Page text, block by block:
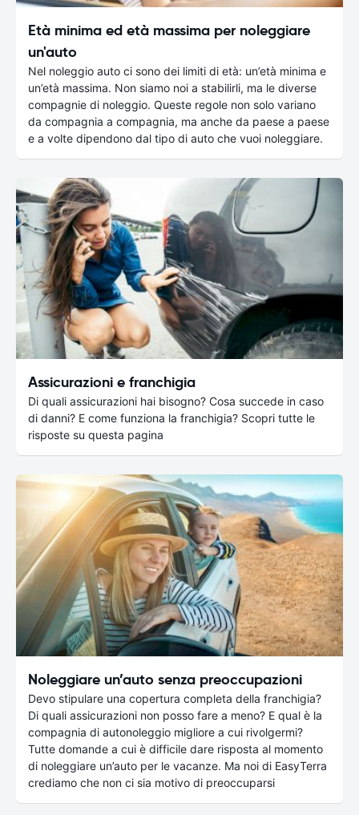
Età minima ed età massima per noleggiare
un'auto
Nel noleggio auto ci sono dei limiti di età: un’età minima e
un’età massima. Non siamo noi a stabilirli, ma le diverse
compagnie di noleggio. Queste regole non solo variano
da compagnia a compagnia, ma anche da paese a paese
e a volte dipendono dal tipo di auto che vuoi noleggiare.
Assicurazioni e franchigia
Di quali assicurazioni hai bisogno? Cosa succede in caso
di danni? E come funziona la franchigia? Scopri tutte le
risposte su questa pagina
Noleggiare un’auto senza preoccupazioni
Devo stipulare una copertura completa della franchigia?
Di quali assicurazioni non posso fare a meno? E qual è la
compagnia di autonoleggio migliore a cui rivolgermi?
Tutte domande a cui è difficile dare risposta al momento
di noleggiare un’auto per le vacanze. Ma noi di EasyTerra
crediamo che non ci sia motivo di preoccuparsi